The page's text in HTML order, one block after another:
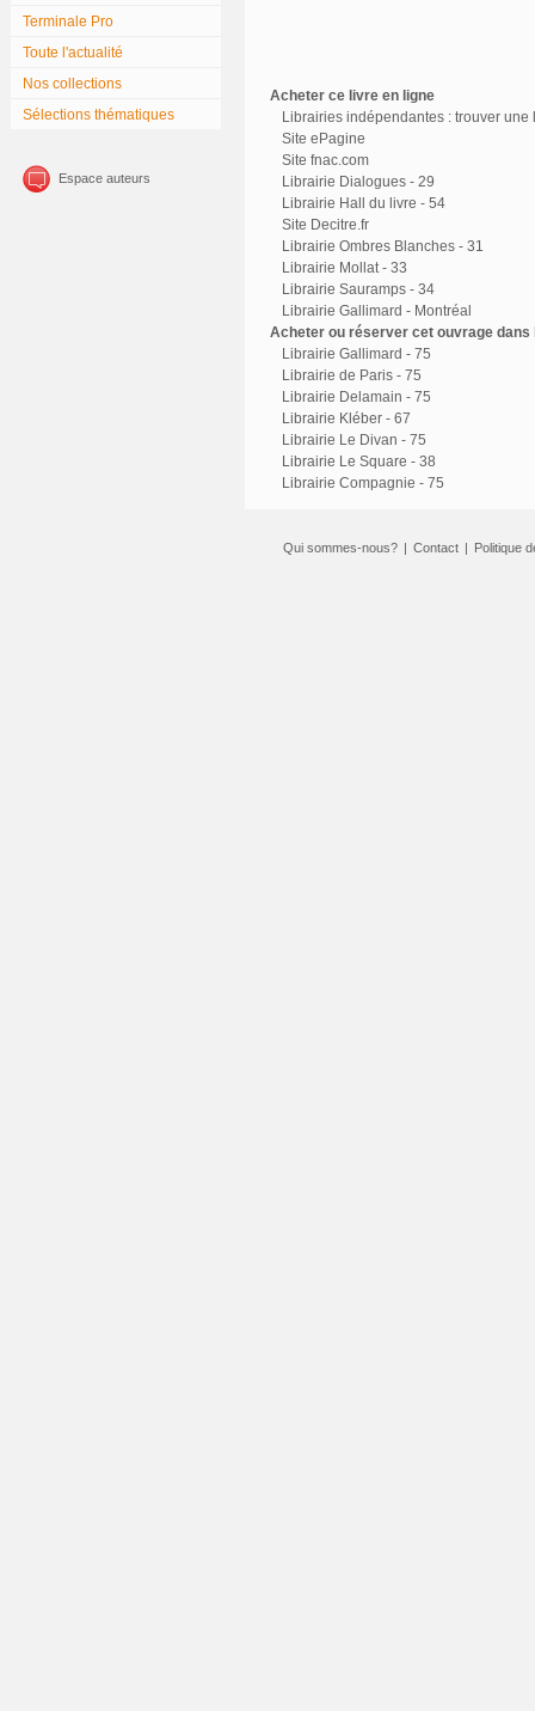
Terminale Pro
Toute l'actualité
Nos collections
Sélections thématiques
Espace auteurs
Acheter ce livre en ligne
Librairies indépendantes : trouver une
Site ePagine
Site fnac.com
Librairie Dialogues - 29
Librairie Hall du livre - 54
Site Decitre.fr
Librairie Ombres Blanches - 31
Librairie Mollat - 33
Librairie Sauramps - 34
Librairie Gallimard - Montréal
Acheter ou réserver cet ouvrage
Librairie Gallimard - 75
Librairie de Paris - 75
Librairie Delamain - 75
Librairie Kléber - 67
Librairie Le Divan - 75
Librairie Le Square - 38
Librairie Compagnie - 75
Qui sommes-nous? | Contact | Politique